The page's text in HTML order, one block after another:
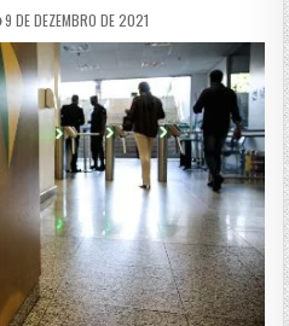
9 DE DEZEMBRO DE 2021